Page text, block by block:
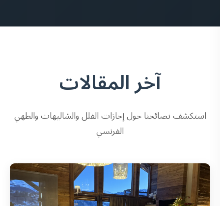
آخر المقالات
استكشف نصائحنا حول إجازات الفلل والشاليهات والطهي
الفرنسي